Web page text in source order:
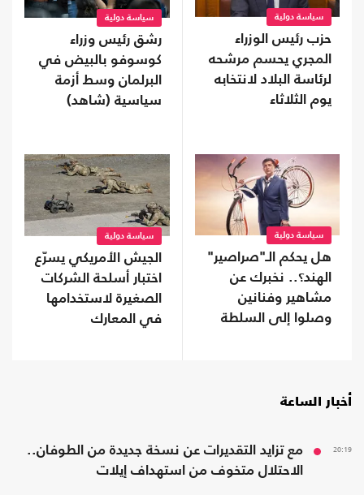
سياسة دولية
حزب رئيس الوزراء
المجري يحسم مرشحه
لرئاسة البلاد لانتخابه
يوم الثلاثاء
سياسة دولية
رشق رئيس وزراء
كوسوفو بالبيض في
البرلمان وسط أزمة
سياسية (شاهد)
سياسة دولية
هل يحكم الـ"صراصير"
الهند؟.. نخبرك عن
مشاهير وفنانين
وصلوا إلى السلطة
سياسة دولية
الجيش الأمريكي يسرّع
اختبار أسلحة الشركات
الصغيرة لاستخدامها
في المعارك
أخبار الساعة
20:19
مع تزايد التقديرات عن نسخة جديدة من الطوفان..
الاحتلال متخوف من استهداف إيلات